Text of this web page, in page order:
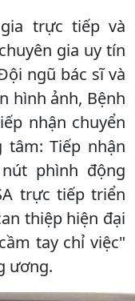
trực tiếp và
gia uy tín
ngũ bác sĩ và
hình ảnh, Bệnh
nhận chuyển
Tiếp nhận
phình động
trực tiếp triển
thiệp hiện đại
tay chỉ việc"
ương.